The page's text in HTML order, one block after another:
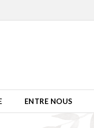
ENTRE NOUS